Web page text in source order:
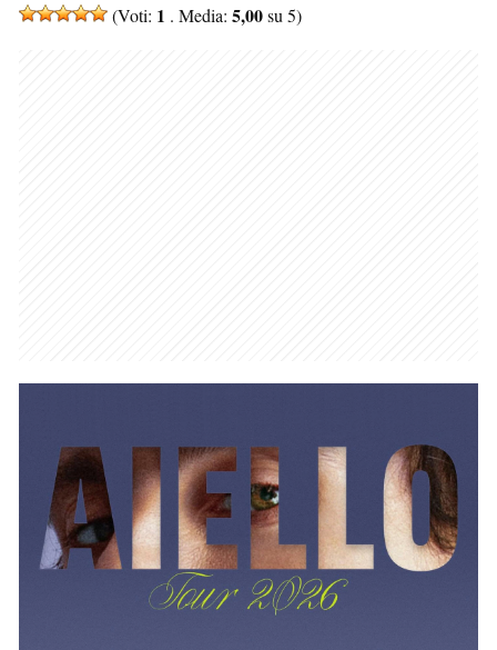
(Voti: 1 . Media: 5,00su 5)